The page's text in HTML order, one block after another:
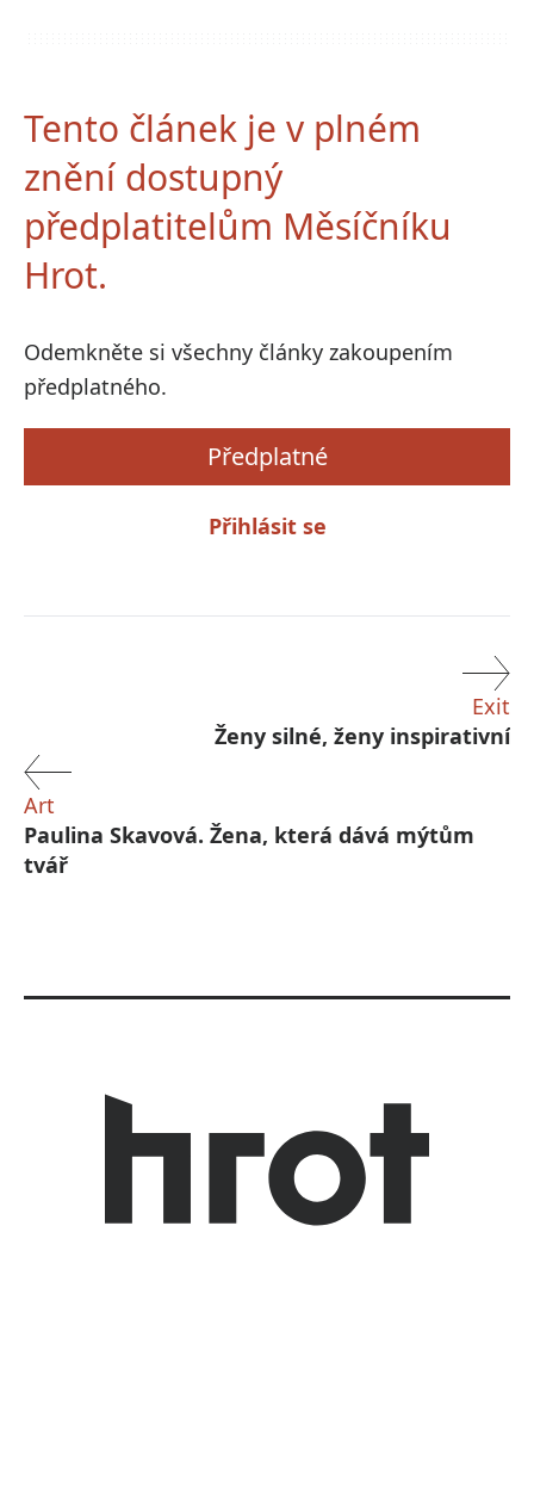
Tento článek je v plném
znění dostupný
předplatitelům Měsíčníku
Hrot.
Odemkněte si všechny články zakoupením
předplatného.
Předplatné
Přihlásit se
Exit
Ženy silné, ženy inspirativní
Art
Paulina Skavová. Žena, která dává mýtům
tvář